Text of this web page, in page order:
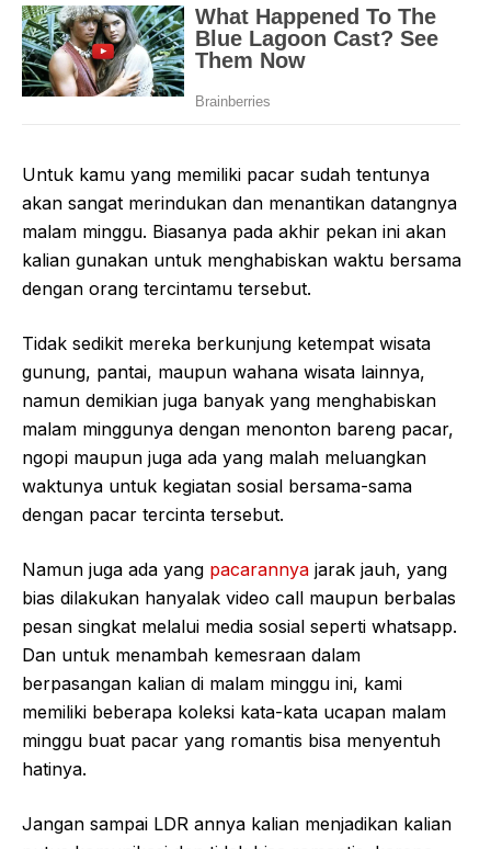
Untuk kamu yang memiliki pacar sudah tentunya
akan sangat merindukan dan menantikan datangnya
malam minggu. Biasanya pada akhir pekan ini akan
kalian gunakan untuk menghabiskan waktu bersama
dengan orang tercintamu tersebut.
Tidak sedikit mereka berkunjung ketempat wisata
gunung, pantai, maupun wahana wisata lainnya,
namun demikian juga banyak yang menghabiskan
malam minggunya dengan menonton bareng pacar,
ngopi maupun juga ada yang malah meluangkan
waktunya untuk kegiatan sosial bersama-sama
dengan pacar tercinta tersebut.
Namun juga ada yang pacarannya jarak jauh, yang
bias dilakukan hanyalak video call maupun berbalas
pesan singkat melalui media sosial seperti whatsapp.
Dan untuk menambah kemesraan dalam
berpasangan kalian di malam minggu ini, kami
memiliki beberapa koleksi kata-kata ucapan malam
minggu buat pacar yang romantis bisa menyentuh
hatinya.
Jangan sampai LDR annya kalian menjadikan kalian